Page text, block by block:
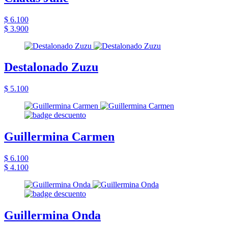
$ 6.100
$ 3.900
Destalonado Zuzu
$ 5.100
Guillermina Carmen
$ 6.100
$ 4.100
Guillermina Onda